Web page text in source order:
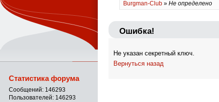
Burgman-Club » Не определено
Ошибка!
Не указан секретный ключ.
Вернуться назад
Статистика форума
Сообщений: 146293
Пользователей: 146293